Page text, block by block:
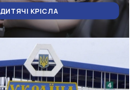
ДИТЯЧІ КРІСЛА